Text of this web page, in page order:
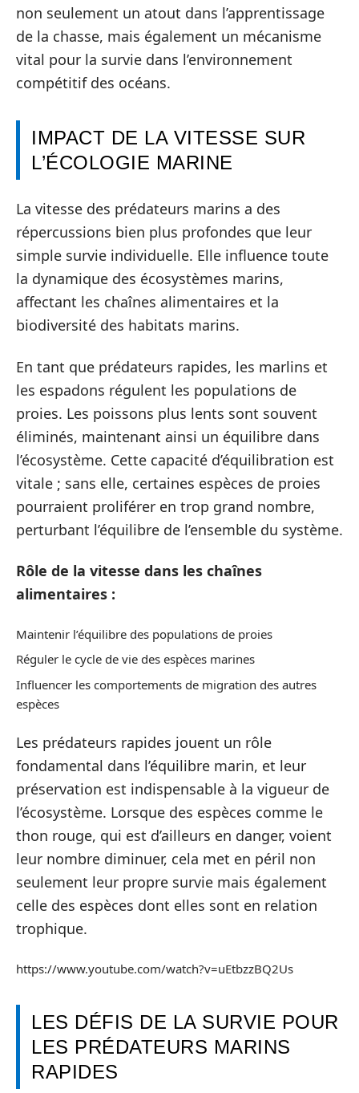
non seulement un atout dans l’apprentissage
de la chasse, mais également un mécanisme
vital pour la survie dans l’environnement
compétitif des océans.
IMPACT DE LA VITESSE SUR
L’ÉCOLOGIE MARINE
La vitesse des prédateurs marins a des
répercussions bien plus profondes que leur
simple survie individuelle. Elle influence toute
la dynamique des écosystèmes marins,
affectant les chaînes alimentaires et la
biodiversité des habitats marins.
En tant que prédateurs rapides, les marlins et
les espadons régulent les populations de
proies. Les poissons plus lents sont souvent
éliminés, maintenant ainsi un équilibre dans
l’écosystème. Cette capacité d’équilibration est
vitale ; sans elle, certaines espèces de proies
pourraient proliférer en trop grand nombre,
perturbant l’équilibre de l’ensemble du système.
Rôle de la vitesse dans les chaînes
alimentaires :
Maintenir l’équilibre des populations de proies
Réguler le cycle de vie des espèces marines
Influencer les comportements de migration des autres
espèces
Les prédateurs rapides jouent un rôle
fondamental dans l’équilibre marin, et leur
préservation est indispensable à la vigueur de
l’écosystème. Lorsque des espèces comme le
thon rouge, qui est d’ailleurs en danger, voient
leur nombre diminuer, cela met en péril non
seulement leur propre survie mais également
celle des espèces dont elles sont en relation
trophique.
https://www.youtube.com/watch?v=uEtbzzBQ2Us
LES DÉFIS DE LA SURVIE POUR
LES PRÉDATEURS MARINS
RAPIDES